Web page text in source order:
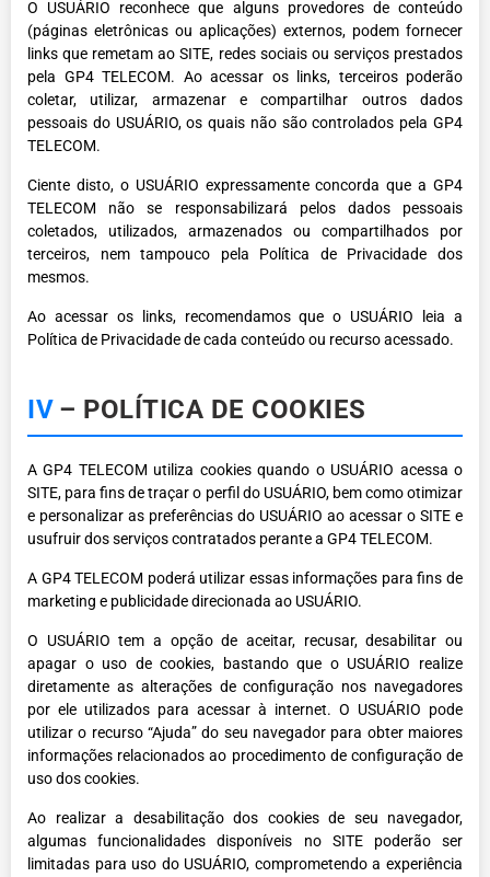
O USUÁRIO reconhece que alguns provedores de conteúdo
(páginas eletrônicas ou aplicações) externos, podem fornecer
links que remetam ao SITE, redes sociais ou serviços prestados
pela GP4 TELECOM. Ao acessar os links, terceiros poderão
coletar, utilizar, armazenar e compartilhar outros dados
pessoais do USUÁRIO, os quais não são controlados pela GP4
TELECOM.
Ciente disto, o USUÁRIO expressamente concorda que a GP4
TELECOM não se responsabilizará pelos dados pessoais
coletados, utilizados, armazenados ou compartilhados por
terceiros, nem tampouco pela Política de Privacidade dos
mesmos.
Ao acessar os links, recomendamos que o USUÁRIO leia a
Política de Privacidade de cada conteúdo ou recurso acessado.
IV – POLÍTICA DE COOKIES
A GP4 TELECOM utiliza cookies quando o USUÁRIO acessa o
SITE, para fins de traçar o perfil do USUÁRIO, bem como otimizar
e personalizar as preferências do USUÁRIO ao acessar o SITE e
usufruir dos serviços contratados perante a GP4 TELECOM.
A GP4 TELECOM poderá utilizar essas informações para fins de
marketing e publicidade direcionada ao USUÁRIO.
O USUÁRIO tem a opção de aceitar, recusar, desabilitar ou
apagar o uso de cookies, bastando que o USUÁRIO realize
diretamente as alterações de configuração nos navegadores
por ele utilizados para acessar à internet. O USUÁRIO pode
utilizar o recurso “Ajuda” do seu navegador para obter maiores
informações relacionados ao procedimento de configuração de
uso dos cookies.
Ao realizar a desabilitação dos cookies de seu navegador,
algumas funcionalidades disponíveis no SITE poderão ser
limitadas para uso do USUÁRIO, comprometendo a experiência